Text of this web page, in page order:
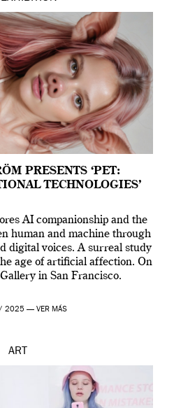
PRESENTS ‘PET:
TECHNOLOGIES’
AI companionship and the
human and machine through
digital voices. A surreal study
age of artificial affection. On
in San Francisco.
2025 — VER MÁS
ART